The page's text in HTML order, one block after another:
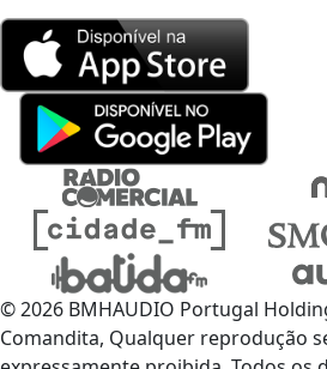
© 2026 BMHAUDIO Portugal
Comandita, Qualquer reprodução